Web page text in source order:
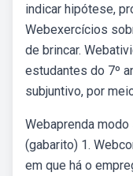
indicar hipótese,
Webexercícios
de brincar.
estudantes do 7º
subjuntivo, por
Webaprenda
(gabarito) 1.
em que há o